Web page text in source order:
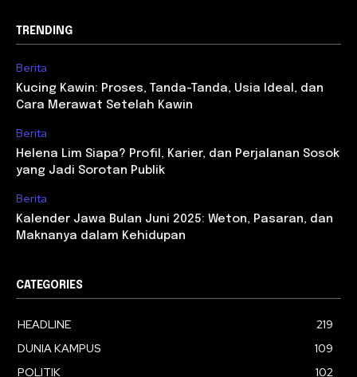
TRENDING
Berita
Kucing Kawin: Proses, Tanda-Tanda, Usia Ideal, dan
Cara Merawat Setelah Kawin
Berita
Helena Lim Siapa? Profil, Karier, dan Perjalanan Sosok
yang Jadi Sorotan Publik
Berita
Kalender Jawa Bulan Juni 2025: Weton, Pasaran, dan
Maknanya dalam Kehidupan
CATEGORIES
HEADLINE
219
DUNIA KAMPUS
109
POLITIK
102